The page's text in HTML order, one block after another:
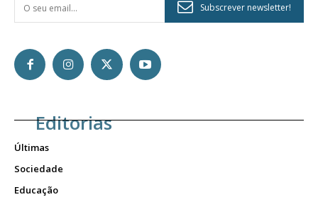
Subscrever newsletter!
Editorias
Últimas
Sociedade
Educação